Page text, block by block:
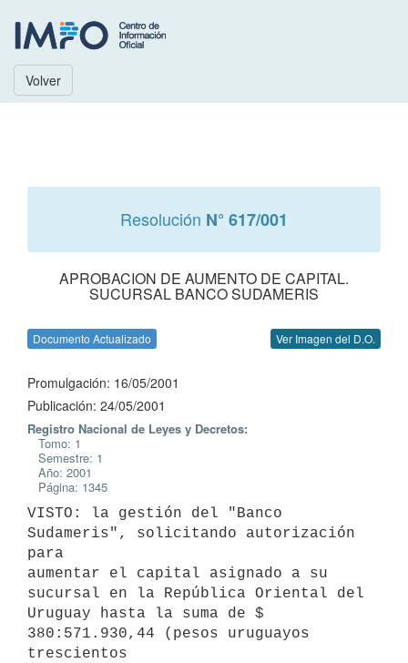
Volver
Resolución N° 617/001
APROBACION DE AUMENTO DE CAPITAL.
SUCURSAL BANCO SUDAMERIS
Documento Actualizado Ver Imagen del D.O.
Promulgación: 16/05/2001
Publicación: 24/05/2001
Registro Nacional de Leyes y Decretos:
Tomo: 1
Semestre: 1
Año: 2001
Página: 1345
VISTO: la gestión del "Banco
Sudameris", solicitando autorización
para
aumentar el capital asignado a su
sucursal en la República Oriental del
Uruguay hasta la suma de $
380:571.930,44 (pesos uruguayos
trescientos